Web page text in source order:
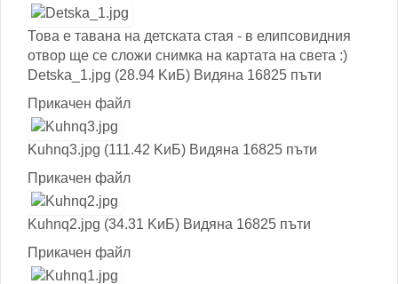
Това е тавана на детската стая - в елипсовидния
отвор ще се сложи снимка на картата на света :)
Detska_1.jpg (28.94 KиБ) Видяна 16825 пъти
Прикачен файл
Kuhnq3.jpg (111.42 KиБ) Видяна 16825 пъти
Прикачен файл
Kuhnq2.jpg (34.31 KиБ) Видяна 16825 пъти
Прикачен файл